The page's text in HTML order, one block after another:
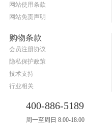
网站使用条款
网站免责声明
购物条款
会员注册协议
隐私保护政策
技术支持
行业相关
400-886-5189
周一至周日 8:00-18:00